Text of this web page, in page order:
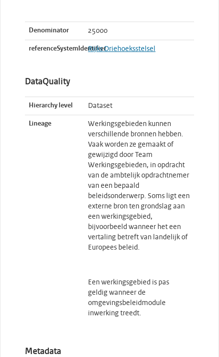
Denominator 25000
referenceSystemIdentifierRijks Driehoeksstelsel
DataQuality
Hierarchy level Dataset
Lineage
Werkingsgebieden kunnen
verschillende bronnen hebben.
Vaak worden ze gemaakt of
gewijzigd door Team
Werkingsgebieden, in opdracht
van de ambtelijk opdrachtnemer
van een bepaald
beleidsonderwerp. Soms ligt een
externe bron ten grondslag aan
een werkingsgebied,
bijvoorbeeld wanneer het een
vertaling betreft van landelijk of
Europees beleid.
Een werkingsgebied is pas
geldig wanneer de
omgevingsbeleidmodule
inwerking treedt.
Metadata